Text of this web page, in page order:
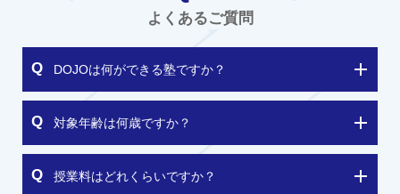
よくあるご質問
DOJOは何ができる塾ですか？
対象年齢は何歳ですか？
授業料はどれくらいですか？